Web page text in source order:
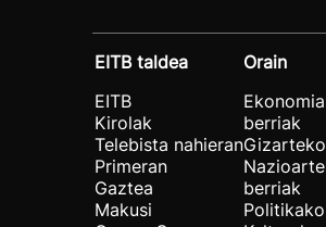
EITB taldea
EITB
Kirolak
Telebista nahieran
Primeran
Gaztea
Makusi
Orain
berriak
berriak